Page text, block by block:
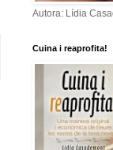
Autora: Lídia
Cuina i reaprofita!